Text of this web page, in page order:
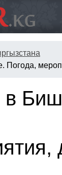
Погода,
в